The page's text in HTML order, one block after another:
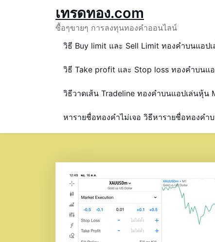
เทรดทอง.com
ซื้อๆขายๆ การลงทุนทองคำออนไลน์
วิธี Buy limit และ Sell Limit ทองคำบนแอป
วิธี Take profit และ Stop loss ทองคำบนแ
วิธีวาดเส้น Tradeline ทองคำบนแอปเล่นหุ้น
หารายชื่อทองคำไม่เจอ วิธีหารายชื่อทองคำ